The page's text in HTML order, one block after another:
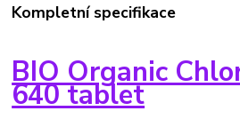
Kompletní specifikace
BIO Organic
640 tablet